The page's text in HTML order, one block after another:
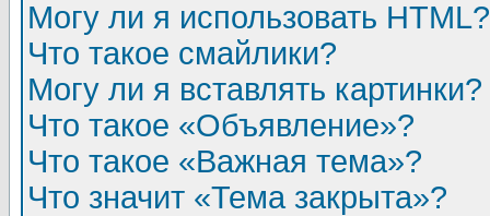
Могу ли я использовать HTML?
Что такое смайлики?
Могу ли я вставлять картинки?
Что такое «Объявление»?
Что такое «Важная тема»?
Что значит «Тема закрыта»?